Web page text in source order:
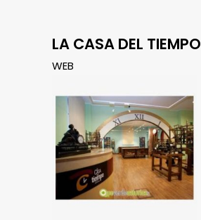
LA CASA DEL TIEMPO
WEB